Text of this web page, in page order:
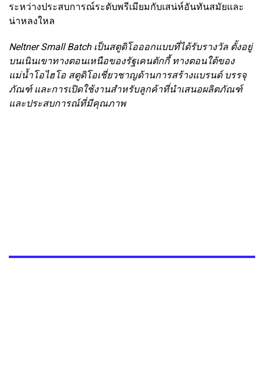
ระหว่างประสบการณ์ระดับพรีเมียมกับเสน่ห์อันทันสมัยและ
น่าหลงใหล
Neltner Small Batch เป็นสตูดิโอออกแบบที่ได้รับรางวัล ตั้งอยู่
บนเนินเขาทางตอนเหนือของรัฐเคนตักกี้ ทางตอนใต้ของ
แม่น้ำโอไฮโอ สตูดิโอเชี่ยวชาญด้านการสร้างแบรนด์ บรรจุ
ภัณฑ์ และการเปิดใช้งานสำหรับลูกค้าที่นำเสนอผลิตภัณฑ์
และประสบการณ์ที่มีคุณภาพ